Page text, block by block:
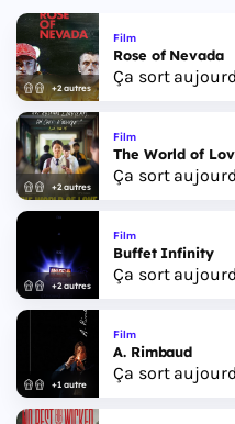
+2 autres
Film
Rose of Nevada
Ça sort
+2 autres
Film
The World of
Ça sort
+2 autres
Film
Buffet Infinity
Ça sort
+1 autre
Film
A. Rimbaud
Ça sort